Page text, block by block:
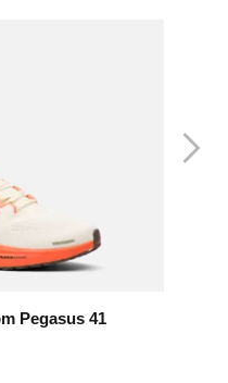
Pegasus 41